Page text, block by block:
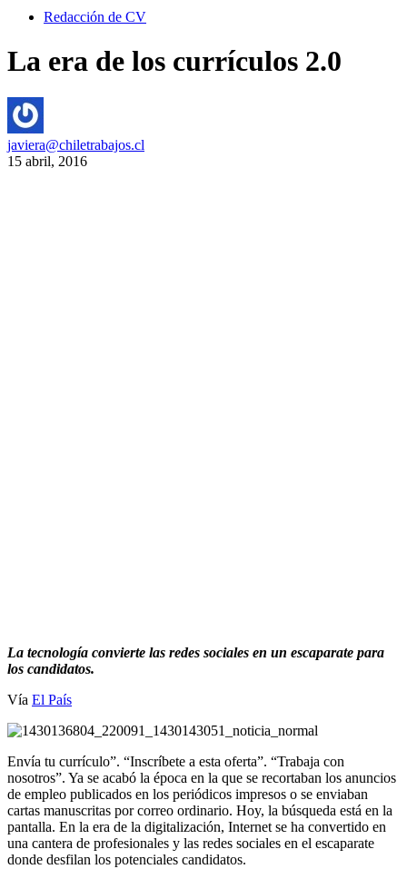
Redacción de CV
La era de los currículos 2.0
javiera@chiletrabajos.cl
15 abril, 2016
La tecnología convierte las redes sociales en un escaparate para
los candidatos.
Vía El País
Envía tu currículo”. “Inscríbete a esta oferta”. “Trabaja con
nosotros”. Ya se acabó la época en la que se recortaban los anuncios
de empleo publicados en los periódicos impresos o se enviaban
cartas manuscritas por correo ordinario. Hoy, la búsqueda está en la
pantalla. En la era de la digitalización, Internet se ha convertido en
una cantera de profesionales y las redes sociales en el escaparate
donde desfilan los potenciales candidatos.